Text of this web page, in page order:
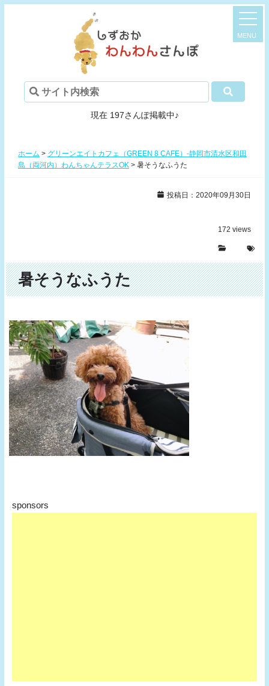
現在 197さんぽ掲載中♪
ホーム > グリーンエイトカフェ（GREEN 8 CAFE）-静岡市清水区和田
島（両河内）わんちゃんテラスOK > 暑そうなふうた
投稿日：2020年09月30日
172 views
暑そうなふうた
sponsors